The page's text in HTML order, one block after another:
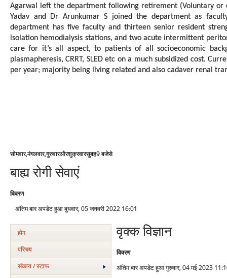
Agarwal left the department following retirement (Voluntary or
Yadav and Dr Arunkumar S joined the department as
department has five faculty and thirteen senior resident
isolation hemodialysis stations, and two acute intermittent
care for it’s all aspect, to patients of all socioeconomic
plasmapheresis, CRRT, SLED etc on a much subsidized cost.
per year; majority being living related and also cadaver renal
सोमवार,मंगलवार,गुरुवारऔरशुक्रवारसुबह9बजेसे
बाह्य रोगी सेवाएं
विवरण
अंतिम बार अपडेट हुआ बुधवार, 05 जनवरी 2022 16:01
होम
परिचय
संकाय / स्टाफ
वृक्‍क विज्ञान
विवरण
अंतिम बार अपडेट हुआ गुरुवार, 04 मई 2023